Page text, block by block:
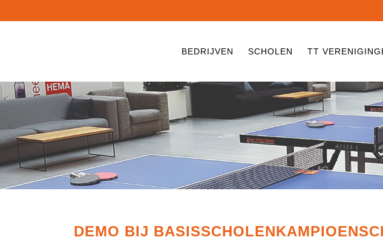
BEDRIJVEN SCHOLEN TT
DEMO BIJ